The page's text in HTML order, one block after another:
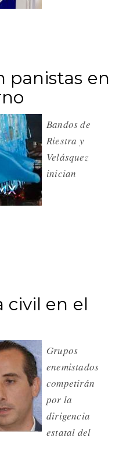
panistas en
Bandos de
Riestra y
Velásquez
inician
civil en el
Grupos
enemistados
competirán
por la
dirigencia
estatal del